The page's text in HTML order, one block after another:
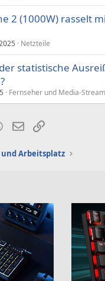
2 (1000W) rasselt
Netzteile
der statistische
Fernseher und Media-
WhatsApp
E-MailLink
Arbeitsplatz